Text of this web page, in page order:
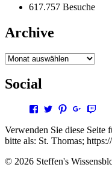
617.757 Besuche
Archive
Archive
Social
Profil
steffen.thomas1
auf
Facebook
anzeigen
Profil
steto123
auf
Twitter
anzeigen
Profil
steffen3669
auf
Pinterest
anzeigen
Profil
Steffen
Thomas
auf
Google+
auf
Verwenden Sie diese
bitte als: St. Thomas;
© 2026 Steffen's